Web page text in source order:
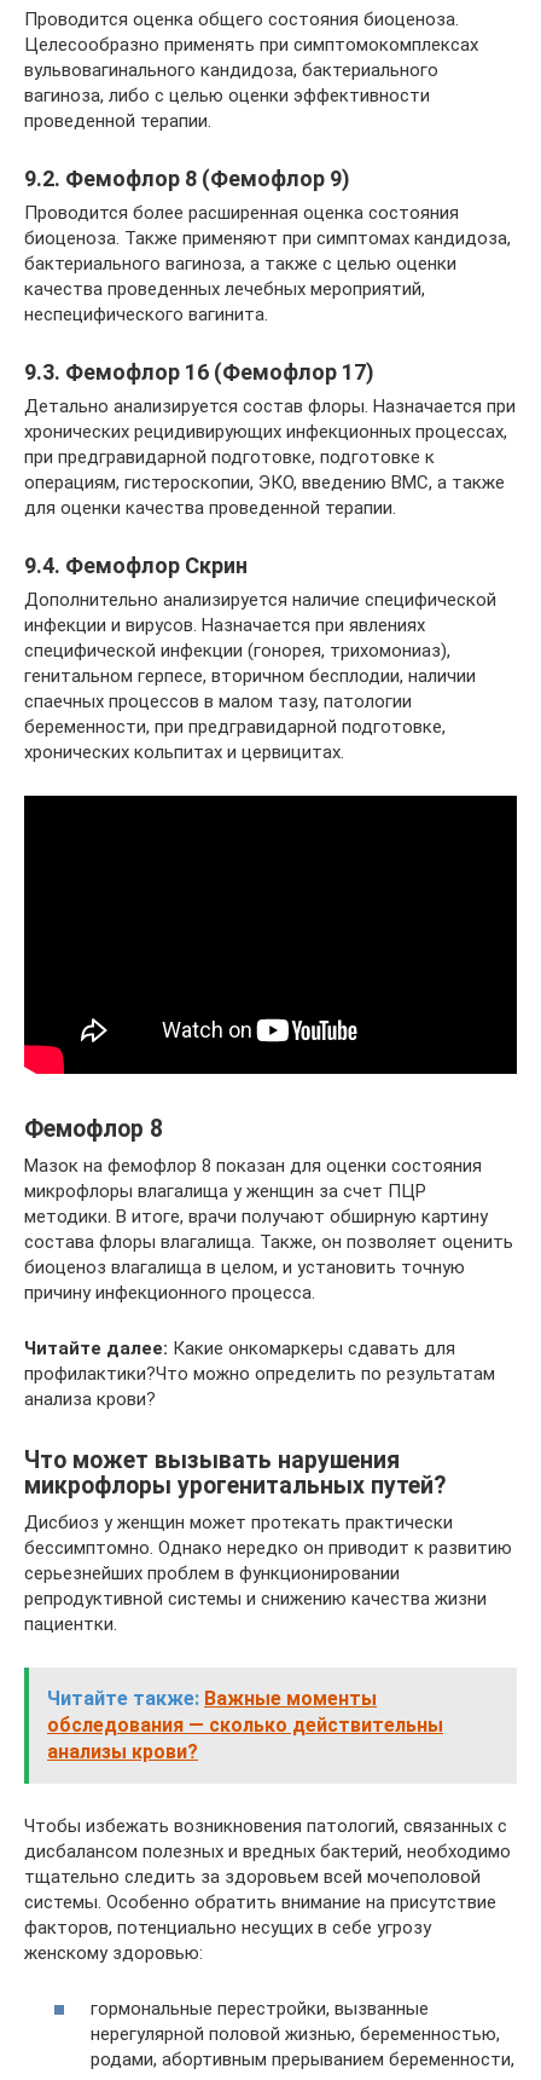
Проводится оценка общего состояния биоценоза.
Целесообразно применять при симптомокомплексах
вульвовагинального кандидоза, бактериального
вагиноза, либо с целью оценки эффективности
проведенной терапии.
9.2. Фемофлор 8 (Фемофлор 9)
Проводится более расширенная оценка состояния
биоценоза. Также применяют при симптомах кандидоза,
бактериального вагиноза, а также с целью оценки
качества проведенных лечебных мероприятий,
неспецифического вагинита.
9.3. Фемофлор 16 (Фемофлор 17)
Детально анализируется состав флоры. Назначается при
хронических рецидивирующих инфекционных процессах,
при предгравидарной подготовке, подготовке к
операциям, гистероскопии, ЭКО, введению ВМС, а также
для оценки качества проведенной терапии.
9.4. Фемофлор Скрин
Дополнительно анализируется наличие специфической
инфекции и вирусов. Назначается при явлениях
специфической инфекции (гонорея, трихомониаз),
генитальном герпесе, вторичном бесплодии, наличии
спаечных процессов в малом тазу, патологии
беременности, при предгравидарной подготовке,
хронических кольпитах и цервицитах.
Фемофлор 8
Мазок на фемофлор 8 показан для оценки состояния
микрофлоры влагалища у женщин за счет ПЦР
методики. В итоге, врачи получают обширную картину
состава флоры влагалища. Также, он позволяет оценить
биоценоз влагалища в целом, и установить точную
причину инфекционного процесса.
Читайте далее: Какие онкомаркеры сдавать для
профилактики?Что можно определить по результатам
анализа крови?
Что может вызывать нарушения
микрофлоры урогенитальных путей?
Дисбиоз у женщин может протекать практически
бессимптомно. Однако нередко он приводит к развитию
серьезнейших проблем в функционировании
репродуктивной системы и снижению качества жизни
пациентки.
Читайте также: Важные моменты
обследования — сколько действительны
анализы крови?
Чтобы избежать возникновения патологий, связанных с
дисбалансом полезных и вредных бактерий, необходимо
тщательно следить за здоровьем всей мочеполовой
системы. Особенно обратить внимание на присутствие
факторов, потенциально несущих в себе угрозу
женскому здоровью:
гормональные перестройки, вызванные
нерегулярной половой жизнью, беременностью,
родами, абортивным прерыванием беременности,